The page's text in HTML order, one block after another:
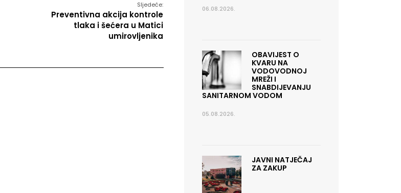
Sljedeće:
Preventivna akcija kontrole
tlaka i šećera u Matici
umirovljenika
06.08.2026.
OBAVIJEST O
KVARU NA
VODOVODNOJ
MREŽI I
SNABDIJEVANJU
SANITARNOM VODOM
05.08.2026.
JAVNI NATJEČAJ
ZA ZAKUP